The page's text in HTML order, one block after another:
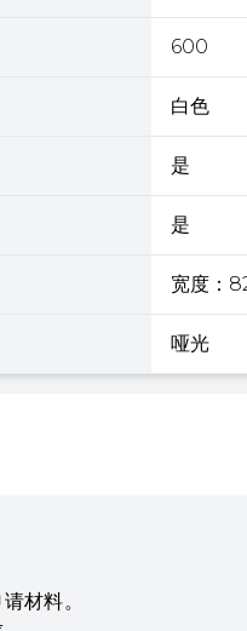
600
白色
是
是
宽度：
哑光
材料。